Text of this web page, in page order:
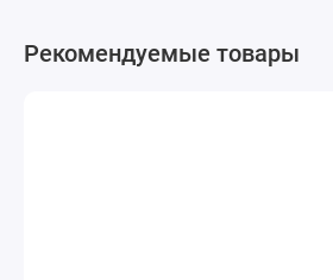
Рекомендуемые товары